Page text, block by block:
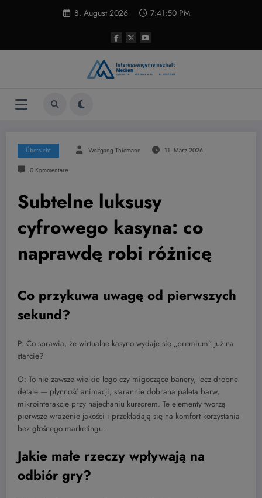
8. August 2026 7:41:51 PM
Übersicht Wolfgang Thiemann 11. März 2026
0 Kommentare
Subtelne luksusy
cyfrowego kasyna: co
naprawdę robi różnicę
Co przykuwa uwagę od pierwszych
sekund?
P: Co sprawia, że wirtualne kasyno wydaje się „premium” już na
starcie?
O: To nie zawsze wielkie logo czy migoczące banery, lecz drobne
detale — płynność animacji, starannie dobrana paleta barw,
mikrointerakcje przy najechaniu kursorem. Te elementy tworzą
pierwsze wrażenie jakości i przekładają się na komfort korzystania
bez głośnego marketingu.
Jakie małe rzeczy wpływają na
odbiór gry?